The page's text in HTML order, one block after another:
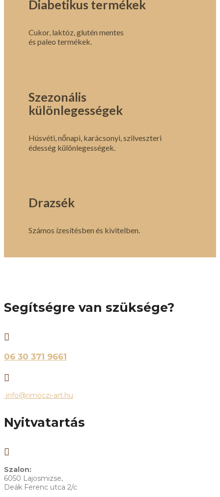
Diabetikus termékek
Cukor, laktóz, glutén mentes
és paleo termékek.
Szezonális
különlegességek
Húsvéti, nőnapi, karácsonyi, szilveszteri
édesség különlegességek.
Drazsék
Számos ízesítésben és kivitelben.
Segítségre van szüksége?

06 30 371 9661

info@rimoczi-art.hu
Nyitvatartás

Szalon:
6050 Lajosmizse,
Deák Ferenc utca 2/c